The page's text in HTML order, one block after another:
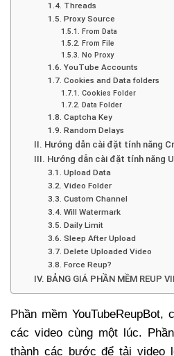
1.4. Threads
1.5. Proxy Source
1.5.1. From Data
1.5.2. From File
1.5.3. No Proxy
1.6. YouTube Accounts
1.7. Cookies and Data folders
1.7.1. Cookies Folder
1.7.2. Data Folder
1.8. Captcha Key
1.9. Random Delays
II. Hướng dẫn cài đặt tính năng
III. Hướng dẫn cài đặt tính năng
3.1. Upload Data
3.2. Video Folder
3.3. Custom Channel
3.4. Will Watermark
3.5. Daily Limit
3.6. Sleep After Upload
3.7. Delete Uploaded Video
3.8. Force Reup?
IV. BẢNG GIÁ PHẦN MỀM REUP
Phần mềm
các video cùng một lúc.
thành các bước để tải video